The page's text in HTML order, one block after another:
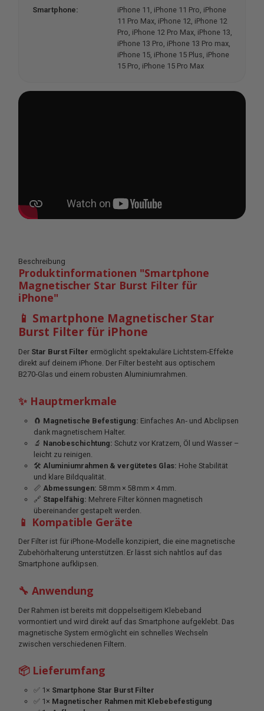
Smartphone:
iPhone 11 , iPhone 11 Pro, iPhone
11 Pro Max, iPhone 12, iPhone 12
Pro, iPhone 12 Pro Max, iPhone 13,
iPhone 13 Pro, iPhone 13 Pro max,
iPhone 15, iPhone 15 Plus, iPhone
15 Pro, iPhone 15 Pro Max
Beschreibung
Produktinformationen "Smartphone
Magnetischer Star Burst Filter für
iPhone"
📱 Smartphone Magnetischer Star
Burst Filter für iPhone
Der Star Burst Filter ermöglicht spektakuläre Lichtstern‑Effekte
direkt auf deinem iPhone. Der Filter besteht aus optischem
B270‑Glas und einem robusten Aluminiumrahmen.
✨ Hauptmerkmale
🧲 Magnetische Befestigung: Einfaches An‑ und Abclipsen
dank magnetischem Halter.
🔬 Nanobeschichtung: Schutz vor Kratzern, Öl und Wasser –
leicht zu reinigen.
🛠 Aluminiumrahmen & vergütetes Glas: Hohe Stabilität
und klare Bildqualität.
📏 Abmessungen: 58 mm × 58 mm × 4 mm.
🔗 Stapelfähig: Mehrere Filter können magnetisch
übereinander gestapelt werden.
📱 Kompatible Geräte
Der Filter ist für iPhone‑Modelle konzipiert, die eine magnetische
Zubehörhalterung unterstützen. Er lässt sich nahtlos auf das
Smartphone aufklipsen.
🔧 Anwendung
Der Rahmen ist bereits mit doppelseitigem Klebeband
vormontiert und wird direkt auf das Smartphone aufgeklebt. Das
magnetische System ermöglicht ein schnelles Wechseln
zwischen verschiedenen Filtern.
📦 Lieferumfang
✅ 1× Smartphone Star Burst Filter
✅ 1× Magnetischer Rahmen mit Klebebefestigung